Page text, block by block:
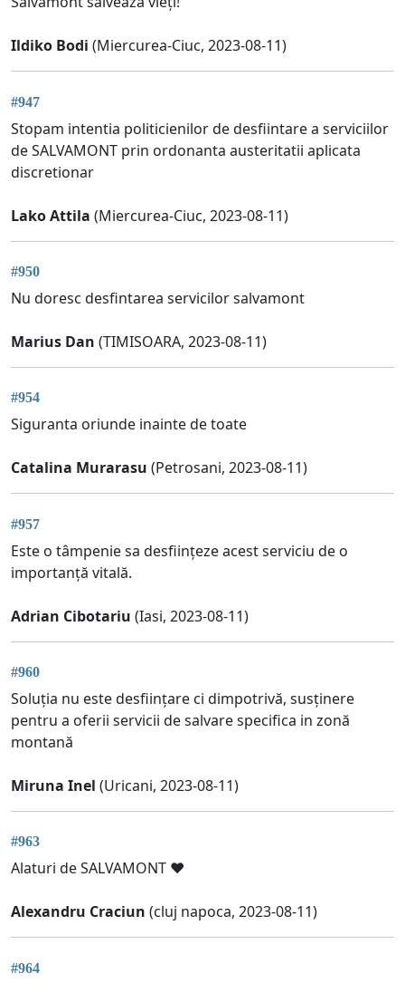
Ildiko Bodi (Miercurea-Ciuc, 2023-08-11)
#947
Stopam intentia politicienilor de desfiintare a serviciilor
de SALVAMONT prin ordonanta austeritatii aplicata
discretionar
Lako Attila (Miercurea-Ciuc, 2023-08-11)
#950
Nu doresc desfintarea servicilor salvamont
Marius Dan (TIMISOARA, 2023-08-11)
#954
Siguranta oriunde inainte de toate
Catalina Murarasu (Petrosani, 2023-08-11)
#957
Este o tâmpenie sa desființeze acest serviciu de o
importanță vitală.
Adrian Cibotariu (Iasi, 2023-08-11)
#960
Soluția nu este desființare ci dimpotrivă, susținere
pentru a oferii servicii de salvare specifica in zonă
montană
Miruna Inel (Uricani, 2023-08-11)
#963
Alaturi de SALVAMONT ❤️
Alexandru Craciun (cluj napoca, 2023-08-11)
#964